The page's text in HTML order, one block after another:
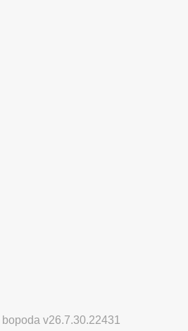
bopoda v26.7.30.22431